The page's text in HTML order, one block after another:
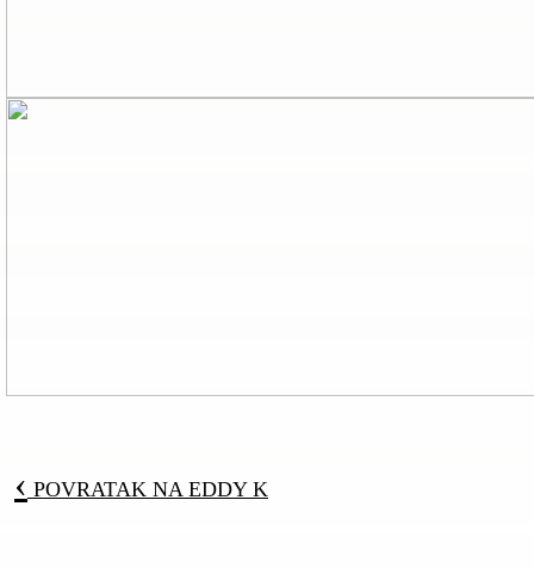
‹ POVRATAK NA EDDY K